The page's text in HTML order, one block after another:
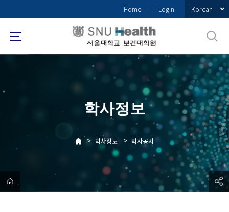
로
메
Home Login Korean
학사정보
> 학사정보 > 학사공지